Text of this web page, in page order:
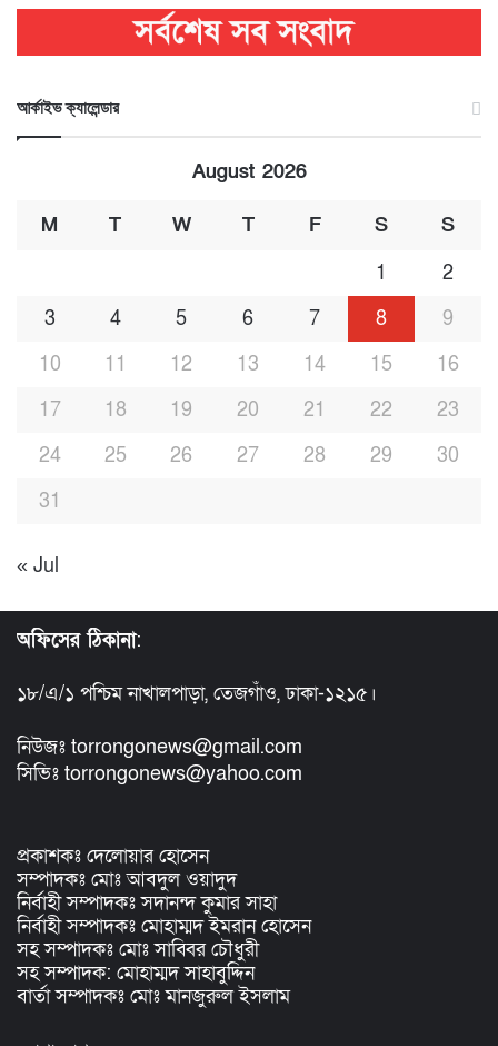
আর্কাইভ ক্যালেন্ডার
August 2026
M T W T F S
S
1
2
3
4 5 6 7 8
9
10
11 12 13 14 15
16
17
18 19 20 21 22
23
24
25 26 27 28 29
30
31
« Jul
অফিসের ঠিকানা:
১৮/এ/১ পশ্চিম নাখালপাড়া, তেজগাঁও, ঢাকা-১২১৫।
নিউজঃ torrongonews@gmail.com
সিভিঃ torrongonews@yahoo.com
প্রকাশকঃ দেলোয়ার হোসেন
সম্পাদকঃ মোঃ আবদুল ওয়াদুদ
নির্বাহী সম্পাদকঃ সদানন্দ কুমার সাহা
নির্বাহী সম্পাদকঃ মোহাম্মদ ইমরান হোসেন
সহ সম্পাদকঃ মোঃ সাব্বির চৌধুরী
সহ সম্পাদক: মোহাম্মদ সাহাবুদ্দিন
বার্তা সম্পাদকঃ মোঃ মানজুরুল ইসলাম